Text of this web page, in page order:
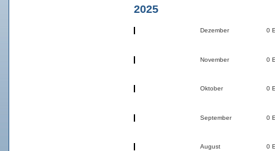
2025
Dezember 0
November 0
Oktober 0
September 0
August 0